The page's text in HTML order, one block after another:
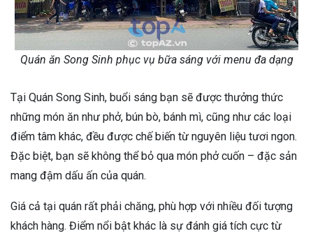
Quán ăn Song Sinh phục vụ bữa sáng với menu đa dạng
Tại Quán Song Sinh, buổi sáng bạn sẽ được thưởng thức
những món ăn như phở, bún bò, bánh mì, cũng như các loại
điểm tâm khác, đều được chế biến từ nguyên liệu tươi ngon.
Đặc biệt, bạn sẽ không thể bỏ qua món phở cuốn – đặc sản
mang đậm dấu ấn của quán.
Giá cả tại quán rất phải chăng, phù hợp với nhiều đối tượng
khách hàng. Điểm nổi bật khác là sự đánh giá tích cực từ